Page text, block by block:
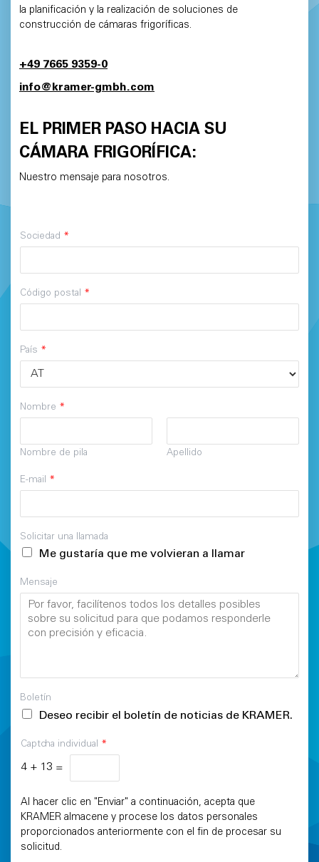
EL PRIMER PASO HACIA SU
CÁMARA FRIGORÍFICA:
Nuestro mensaje para nosotros.
Sociedad *
Código postal *
País *
Nombre *
Nombre de pila Apellido
E-mail *
Solicitar una llamada
Me gustaría que me volvieran a llamar
Mensaje
Boletín
Deseo recibir el boletín de noticias de KRAMER.
Captcha individual *
4 + 13 =
Al hacer clic en "Enviar" a continuación, acepta que
KRAMER almacene y procese los datos personales
proporcionados anteriormente con el fin de procesar su
solicitud.
la planificación y la realización de soluciones de
construcción de cámaras frigoríficas.
+49 7665 9359-0
info@kramer-gmbh.com